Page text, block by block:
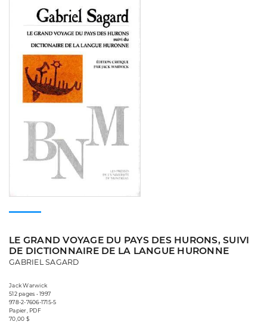
LE GRAND VOYAGE DU PAYS DES HURONS, SUIVI
DE DICTIONNAIRE DE LA LANGUE HURONNE
GABRIEL SAGARD
Jack Warwick
512 pages • 1997
978-2-7606-1715-5
Papier, PDF
70,00 $